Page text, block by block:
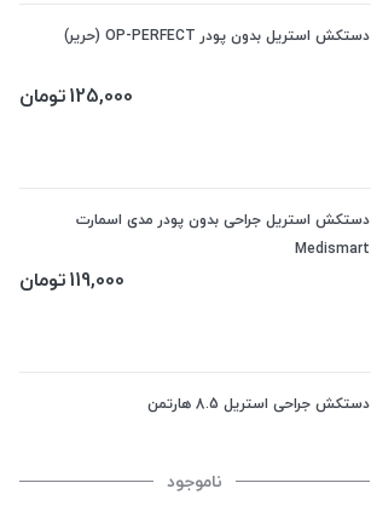
دستکش استریل بدون پودر OP-PERFECT (حریر)
125,000تومان
دستکش استریل جراحی بدون پودر مدی اسمارت
Medismart
119,000تومان
دستکش جراحی استریل 8.5 هارتمن
ناموجود